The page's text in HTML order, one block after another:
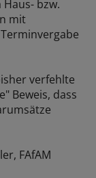
bzw.
mit
verfehlte
Beweis, dass
FAfAM